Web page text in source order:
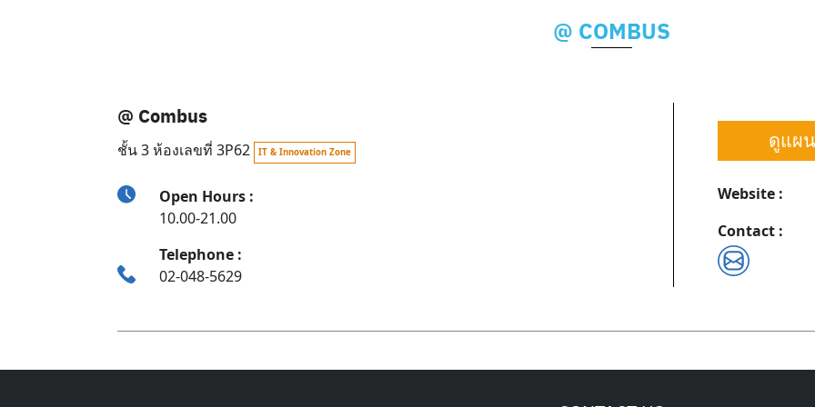
@ COMBUS
@ Combus
ชั้น 3 ห้องเลขที่ 3P62 IT & Innovation Zone
Open Hours :
10.00-21.00
Telephone :
02-048-5629
ดูแผ
Website :
Contact :